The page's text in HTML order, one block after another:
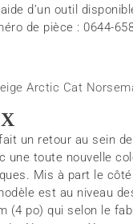
d’un outil
de pièce : 0644-
un retour au sein
une toute nouvelle
Mis à part le
est au niveau
(4 po) qui selon le